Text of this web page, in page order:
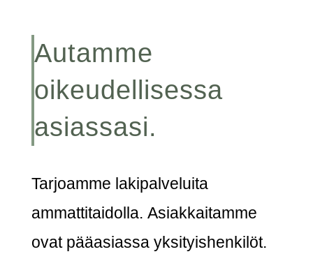
Autamme
oikeudellisessa
asiassasi.
Tarjoamme lakipalveluita
ammattitaidolla. Asiakkaitamme
ovat pääasiassa yksityishenkilöt.